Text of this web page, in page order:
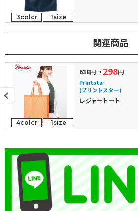
3color 1size
関連商品
4color 1size
638円→ 298円
Printstar
(プリントスター)
レジャートート